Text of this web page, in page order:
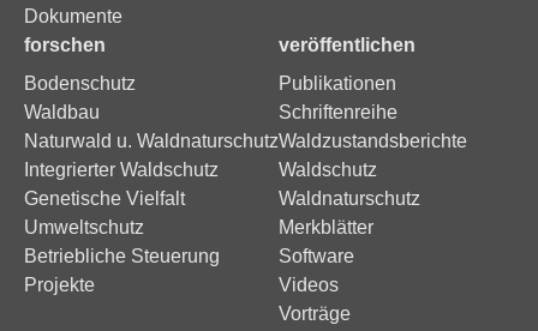
Dokumente
forschen
Bodenschutz
Waldbau
Naturwald u. Waldnaturschutz
Integrierter Waldschutz
Genetische Vielfalt
Umweltschutz
Betriebliche Steuerung
Projekte
veröffentlichen
Publikationen
Schriftenreihe
Waldzustandsberichte
Waldschutz
Waldnaturschutz
Merkblätter
Software
Videos
Vorträge